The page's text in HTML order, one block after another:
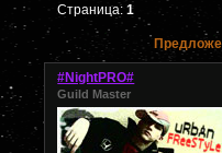
Страница:1
#NightPRO#
Guild Master